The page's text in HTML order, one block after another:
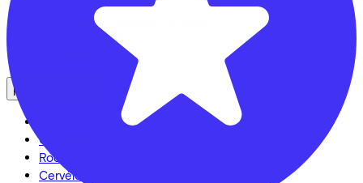
Fiets leasen? Bereken je kosten
Fietsplan 2026
Fietsmerken
Cannondale
Roetz
Cervélo